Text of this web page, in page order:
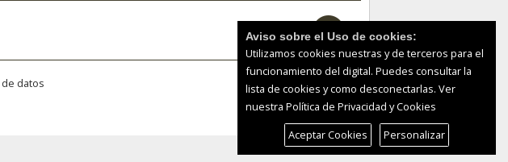
datos
Aviso sobre el Uso de cookies:
Utilizamos cookies nuestras y de terceros para el
funcionamiento del digital. Puedes consultar la
lista de cookies y como desconectarlas. Ver
nuestra Política de Privacidad y Cookies
Aceptar Cookies
Personalizar